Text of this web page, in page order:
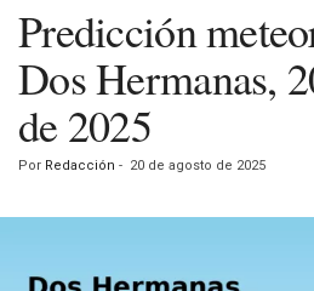
Predicción
Dos Hermanas,
de 2025
Por Redacción - 20 de agosto de 2025